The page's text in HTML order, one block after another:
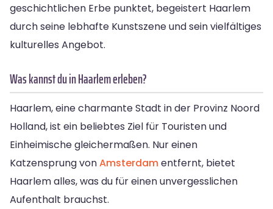
geschichtlichen Erbe punktet, begeistert Haarlem
durch seine lebhafte Kunstszene und sein vielfältiges
kulturelles Angebot.
Was kannst du in Haarlem erleben?
Haarlem, eine charmante Stadt in der Provinz Noord
Holland, ist ein beliebtes Ziel für Touristen und
Einheimische gleichermaßen. Nur einen
Katzensprung vonAmsterdamentfernt, bietet
Haarlem alles, was du für einen unvergesslichen
Aufenthalt brauchst.